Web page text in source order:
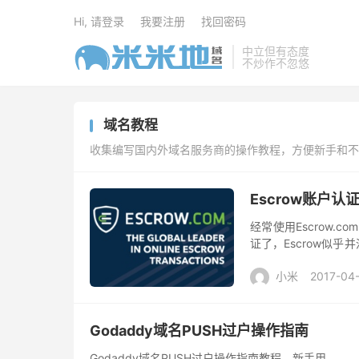
中立但有态度
不炒作不忽悠
Hi, 请登录 我要注册 找回密码
域名教程
收集编写国内外域名服务商的操作教程，方便新手和
Escrow账户认
经常使用
证了，Escrow似乎
户认证烦怕了，很多
小米 2017-
Godaddy域名PUSH过户操作指南